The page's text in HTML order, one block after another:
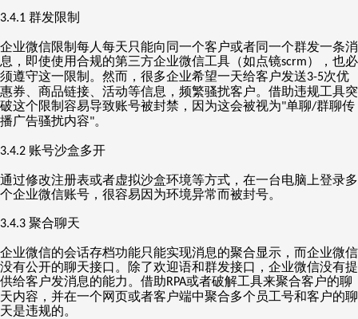
3.4.1 群发限制
企业微信限制每人每天只能向同一个客户或者同一个群发一条消
息，即使使用合规的第三方企业微信工具（如点镜scrm），也必
须遵守这一限制。然而，很多企业希望一天给客户发送3-5次优
惠券、商品链接、活动等信息，频繁骚扰客户。借助违规工具突
破这个限制容易导致账号被封禁，因为这会被视为"单聊/群聊传
播广告骚扰内容"。
3.4.2 账号沙盒多开
通过修改注册表或者虚拟沙盒环境等方式，在一台电脑上登录多
个企业微信账号，很容易因为环境异常而被封号。
3.4.3 聚合聊天
企业微信的会话存档功能只能实现消息的聚合显示，而企业微信
没有公开的聊天接口。除了欢迎语和群发接口，企业微信没有提
供给客户发消息的能力。借助RPA或者破解工具来聚合客户的聊
天内容，并在一个网页或者客户端中聚合多个员工号和客户的聊
天是违规的。